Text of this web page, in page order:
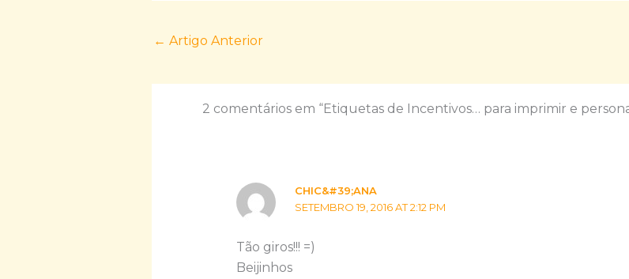
← Artigo Anterior
2 comentários em “Etiquetas de Incentivos… para imprimir e
CHIC&#39;ANA
SETEMBRO 19, 2016 AT 2:12 PM
Tão giros!!! =)
Beijinhos